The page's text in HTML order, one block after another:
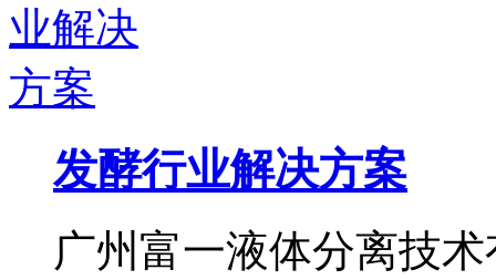
发酵行业解决方案
广州富一液体分离技